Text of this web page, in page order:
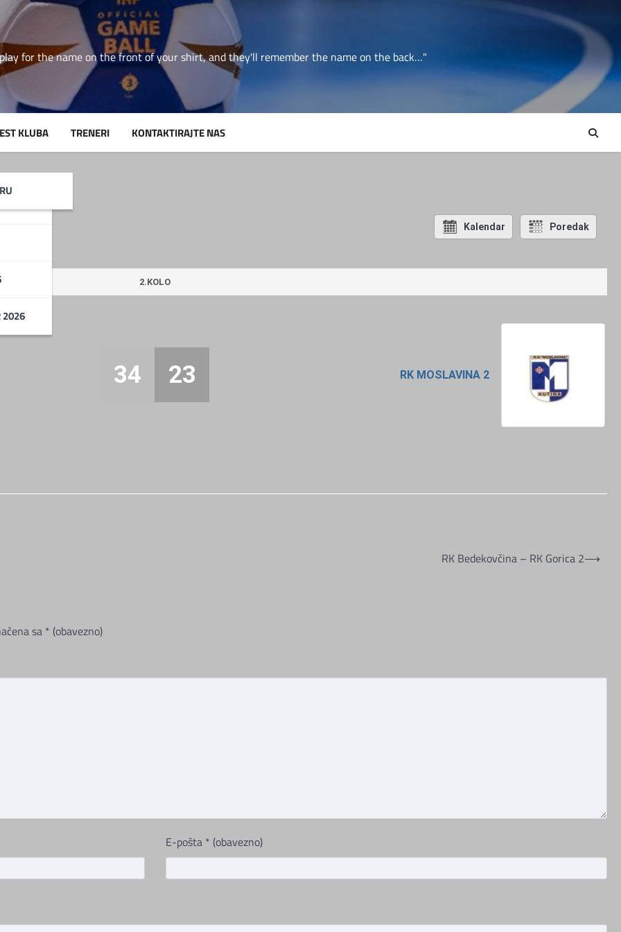
for the name on the front of your shirt, and they'll remember the name on the back…"
2026
KLUBA TRENERI KONTAKTIRAJTE NAS
2
Kalendar Poredak
2.KOLO
RK MOSLAVINA 2
34 23
RK Bedekovčina – RK Gorica 2⟶
sa * (obavezno)
E-pošta * (obavezno)